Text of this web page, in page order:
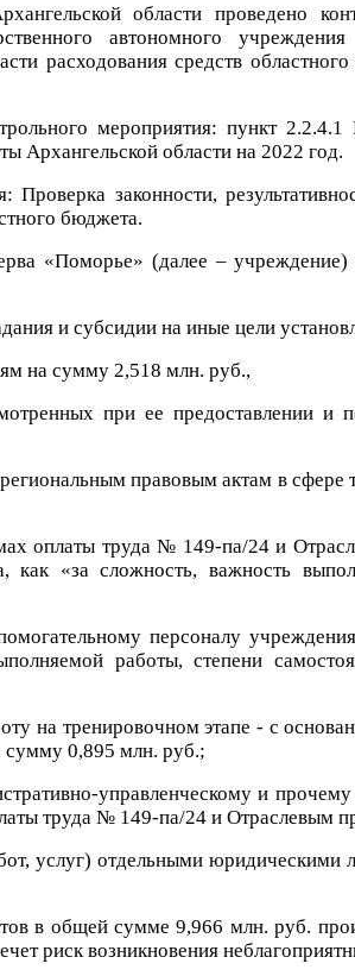
области проведено
автономного
расходования средств
мероприятия: пункт 2.2.4.1
Архангельской области на 2022 год.
Проверка законности,
бюджета.
«Поморье» (далее –
и субсидии на иные цели
на сумму 2,518 млн. руб.,
при ее предоставлении и
правовым актам в
оплаты труда № 149-па/24 и
«за сложность, важность
персоналу
работы, степени
на тренировочном этапе - с
сумму 0,895 млн. руб.;
управленческому и
труда № 149-па/24 и
услуг) отдельными юридическими
в общей сумме 9,966 млн. руб.
риск возникновения